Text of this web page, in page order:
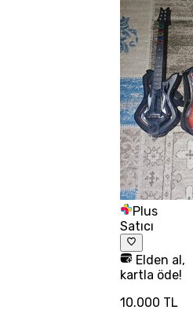
Plus
Satıcı
Elden al,
kartla öde!
10.000 TL